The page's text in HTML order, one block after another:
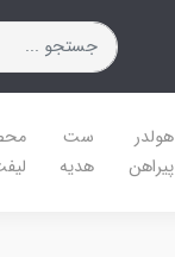
هولدر
پیراهن
ست
هدیه